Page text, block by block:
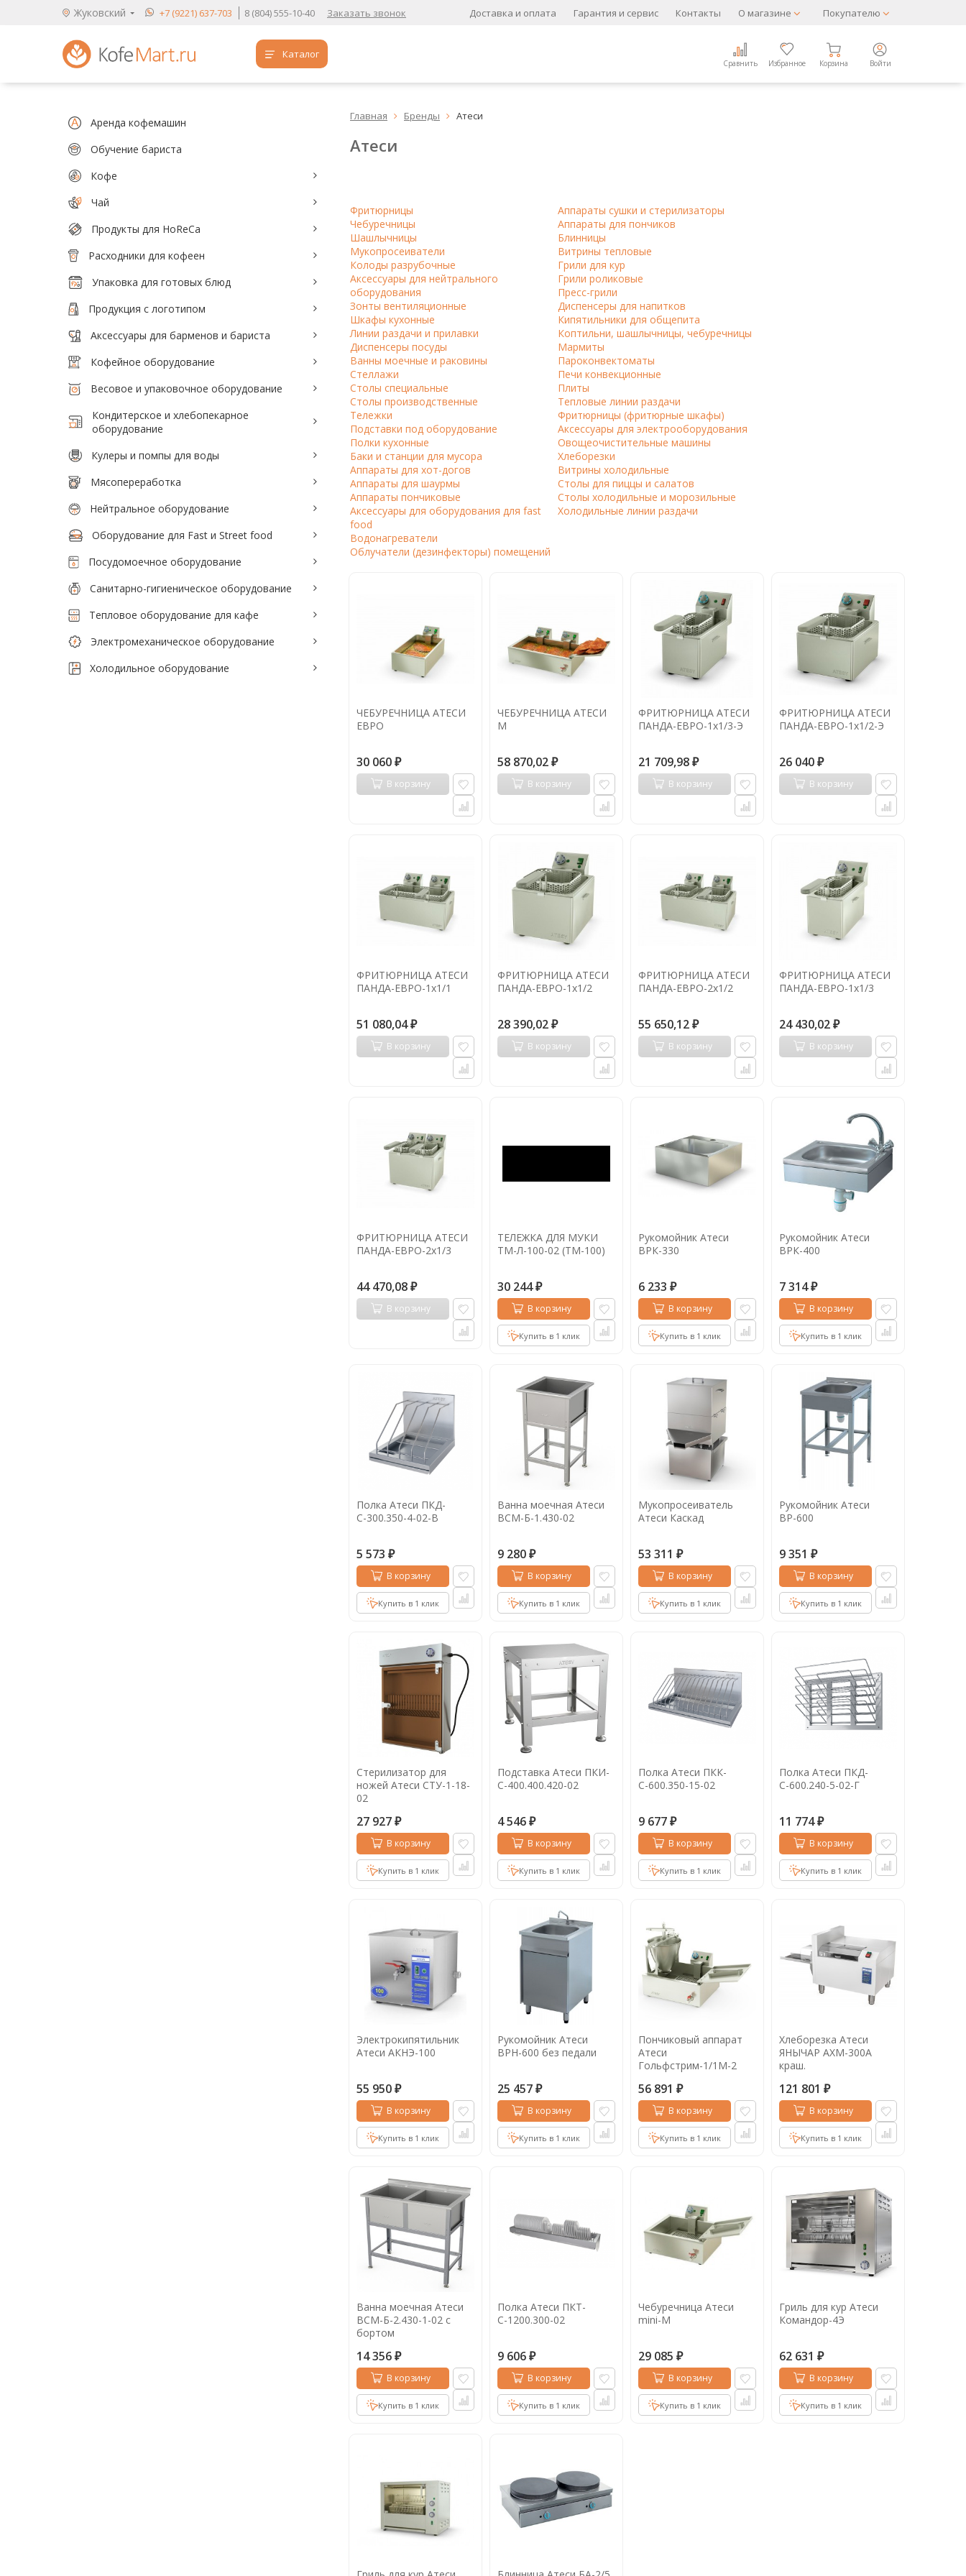
Жуковский +7 (9221) 637-703 8 (804) 555-10-40 Заказать звонок Доставка и оплата Гарантия и сервис Контакты О магазине Покупателю
Каталог
Сравнить Избранное Корзина Войти
Обучение бариста
Кофе
Чай
Продукты для HoReCa
Расходники для кофеен
Упаковка для готовых блюд
Кофейное оборудование
Весовое и упаковочное оборудование
Кондитерское и хлебопекарное
оборудование
Кулеры и помпы для воды
Мясопереработка
Нейтральное оборудование
Оборудование для Fast и Street food
Санитарно-гигиеническое
оборудование
Тепловое оборудование для кафе
Электромеханическое оборудование
Кофе в зернах свежей обжарки
Ароматизированный кофе
Кофе в зернах хит
Кофе в зернах свежей обжарки
Кофе в капсулах Акция Новинки
Кофе в дрип пакетах
Кофе без кофеина
Кофе для вендинга
Кофе сублимированный
Таблетки кофе (кофе в чалдах)
Главная  Бренды  Атеси
Атеси
Фритюрницы
Чебуречницы
Шашлычницы
Мукопросеиватели
Колоды разрубочные
Аксессуары для нейтрального
оборудования
Зонты вентиляционные
Шкафы кухонные
Линии раздачи и прилавки
Диспенсеры посуды
Ванны моечные и раковины
Стеллажи
Столы специальные
Столы производственные
Тележки
Подставки под оборудование
Полки кухонные
Баки и станции для мусора
Аппараты для хот-догов
Аппараты для шаурмы
Аппараты пончиковые
Аксессуары для оборудования для fast
food
Водонагреватели
Облучатели (дезинфекторы) помещений
Аппараты сушки и стерилизаторы
Аппараты для пончиков
Блинницы
Витрины тепловые
Грили для кур
Грили роликовые
Пресс-грили
Диспенсеры для напитков
Кипятильники для общепита
Коптильни, шашлычницы, чебуречницы
Мармиты
Пароконвектоматы
Печи конвекционные
Плиты
Тепловые линии раздачи
Фритюрницы (фритюрные шкафы)
Аксессуары для электрооборудования
Овощеочистительные машины
Хлеборезки
Витрины холодильные
Столы для пиццы и салатов
Столы холодильные и морозильные
Холодильные линии раздачи
ЧЕБУРЕЧНИЦА АТЕСИ
ЕВРО
30 060 ₽
В корзину
ЧЕБУРЕЧНИЦА АТЕСИ
М
58 870,02 ₽
В корзину
ФРИТЮРНИЦА АТЕСИ
ПАНДА-ЕВРО-1х1/3-Э
21 709,98 ₽
В корзину
ФРИТЮРНИЦА АТЕСИ
ПАНДА-ЕВРО-1х1/2-Э
26 040 ₽
В корзину
ФРИТЮРНИЦА АТЕСИ
ПАНДА-ЕВРО-1х1/1
51 080,04 ₽
В корзину
ФРИТЮРНИЦА АТЕСИ
ПАНДА-ЕВРО-1х1/2
28 390,02 ₽
В корзину
ФРИТЮРНИЦА АТЕСИ
ПАНДА-ЕВРО-2х1/2
55 650,12 ₽
В корзину
ФРИТЮРНИЦА АТЕСИ
ПАНДА-ЕВРО-1х1/3
24 430,02 ₽
В корзину
ФРИТЮРНИЦА АТЕСИ
ПАНДА-ЕВРО-2х1/3
44 470,08 ₽
В корзину
ТЕЛЕЖКА ДЛЯ МУКИ
ТМ-Л-100-02 (ТМ-100)
30 244 ₽
В корзину
Купить в 1 клик
Рукомойник Атеси
ВРК-330
6 233 ₽
В корзину
Купить в 1 клик
Рукомойник Атеси
ВРК-400
7 314 ₽
В корзину
Купить в 1 клик
Полка Атеси ПКД-
С-300.350-4-02-В
5 573 ₽
В корзину
Купить в 1 клик
Ванна моечная Атеси
ВСМ-Б-1.430-02
9 280 ₽
В корзину
Купить в 1 клик
Мукопросеиватель
Атеси Каскад
53 311 ₽
В корзину
Купить в 1 клик
Рукомойник Атеси
ВР-600
9 351 ₽
В корзину
Купить в 1 клик
Стерилизатор для
ножей Атеси СТУ-1-18-
02
27 927 ₽
В корзину
Купить в 1 клик
Подставка Атеси ПКИ-
С-400.400.420-02
4 546 ₽
В корзину
Купить в 1 клик
Полка Атеси ПКК-
С-600.350-15-02
9 677 ₽
В корзину
Купить в 1 клик
Полка Атеси ПКД-
С-600.240-5-02-Г
11 774 ₽
В корзину
Купить в 1 клик
Электрокипятильник
Атеси АКНЭ-100
55 950 ₽
В корзину
Купить в 1 клик
Рукомойник Атеси
ВРН-600 без педали
25 457 ₽
В корзину
Купить в 1 клик
Пончиковый аппарат
Атеси
Гольфстрим-1/1М-2
56 891 ₽
В корзину
Купить в 1 клик
Хлеборезка Атеси
ЯНЫЧАР АХМ-300А
краш.
121 801 ₽
В корзину
Купить в 1 клик
Ванна моечная Атеси
ВСМ-Б-2.430-1-02 с
бортом
14 356 ₽
В корзину
Купить в 1 клик
Полка Атеси ПКТ-
С-1200.300-02
9 606 ₽
В корзину
Купить в 1 клик
Чебуречница Атеси
mini-М
29 085 ₽
В корзину
Купить в 1 клик
Гриль для кур Атеси
Командор-4Э
62 631 ₽
В корзину
Купить в 1 клик
Аренда кофемашин
Обучение бариста
Кофе
Чай
Продукты для HoReCa
Расходники для кофеен
Упаковка для готовых блюд
Продукция с логотипом
Аксессуары для барменов и бариста
Кофейное оборудование
Весовое и упаковочное оборудование
Кондитерское и хлебопекарное
оборудование
Кулеры и помпы для воды
Мясопереработка
Нейтральное оборудование
Оборудование для Fast и Street food
Посудомоечное оборудование
Санитарно-гигиеническое оборудование
Тепловое оборудование для кафе
Электромеханическое оборудование
Холодильное оборудование